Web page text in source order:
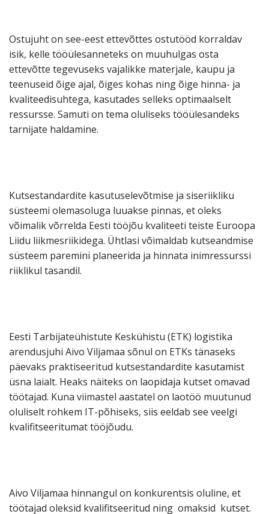
Ostujuht on see-eest ettevõttes ostutööd korraldav
isik, kelle tööülesanneteks on muuhulgas osta
ettevõtte tegevuseks vajalikke materjale, kaupu ja
teenuseid õige ajal, õiges kohas ning õige hinna- ja
kvaliteedisuhtega, kasutades selleks optimaalselt
ressursse. Samuti on tema oluliseks tööülesandeks
tarnijate haldamine.
Kutsestandardite kasutuselevõtmise ja siseriikliku
süsteemi olemasoluga luuakse pinnas, et oleks
võimalik võrrelda Eesti tööjõu kvaliteeti teiste Euroopa
Liidu liikmesriikidega. Ühtlasi võimaldab kutseandmise
süsteem paremini planeerida ja hinnata inimressurssi
riiklikul tasandil.
Eesti Tarbijateühistute Keskühistu (ETK) logistika
arendusjuhi Aivo Viljamaa sõnul on ETKs tänaseks
päevaks praktiseeritud kutsestandardite kasutamist
üsna laialt. Heaks näiteks on laopidaja kutset omavad
töötajad. Kuna viimastel aastatel on laotöö muutunud
oluliselt rohkem IT-põhiseks, siis eeldab see veelgi
kvalifitseeritumat tööjõudu.
Aivo Viljamaa hinnangul on konkurentsis oluline, et
töötajad oleksid kvalifitseeritud ning omaksid kutset.